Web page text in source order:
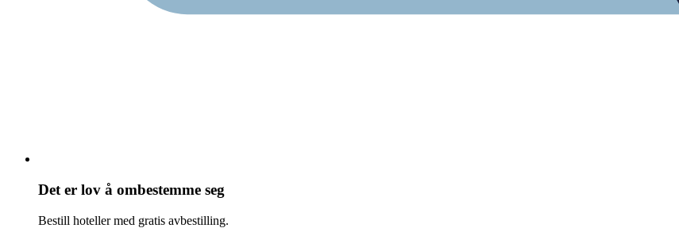
Det er lov å ombestemme seg
Bestill hoteller med gratis avbestilling.